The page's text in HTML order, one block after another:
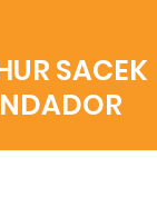
SACEK